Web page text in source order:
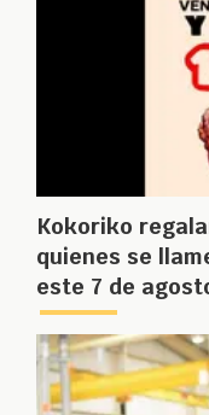
Kokoriko
quienes se
este 7 de